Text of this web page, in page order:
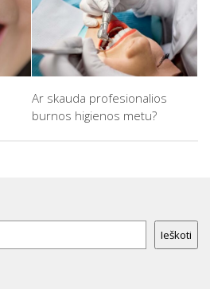
Ar skauda profesionalios
burnos higienos metu?
Ieškoti